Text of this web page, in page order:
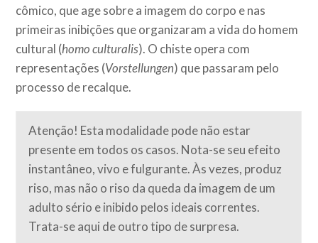
cômico, que age sobre a imagem do corpo e nas
primeiras inibições que organizaram a vida do homem
cultural (homo culturalis). O chiste opera com
representações (Vorstellungen) que passaram pelo
processo de recalque.
Atenção! Esta modalidade pode não estar
presente em todos os casos. Nota-se seu efeito
instantâneo, vivo e fulgurante. Às vezes, produz
riso, mas não o riso da queda da imagem de um
adulto sério e inibido pelos ideais correntes.
Trata-se aqui de outro tipo de surpresa.